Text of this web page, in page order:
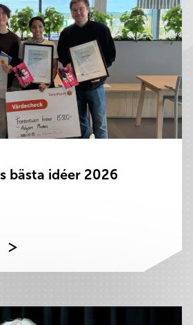
bästa idéer 2026